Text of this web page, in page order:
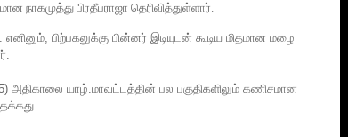
நாகமுத்து பிரதீபராஜா தெரிவித்துள்ளார்.
பிற்பகலுக்கு பின்னர் இடியுடன் கூடிய மிதமான மழை
யாழ்.மாவட்டத்தின் பல பகுதிகளிலும் கணிசமான